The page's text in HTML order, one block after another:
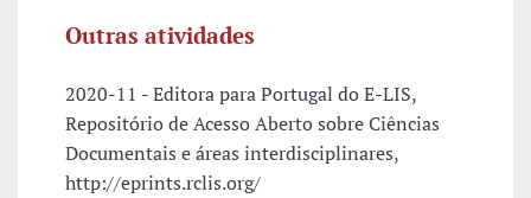
Outras atividades
2020-11 - Editora para Portugal do E-LIS,
Repositório de Acesso Aberto sobre Ciências
Documentais e áreas interdisciplinares,
http://eprints.rclis.org/